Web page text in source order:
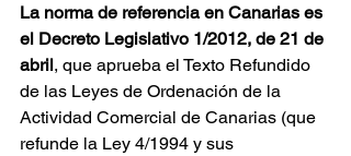
La norma de referencia en Canarias es
el Decreto Legislativo 1/2012, de 21 de
abril, que aprueba el Texto Refundido
de las Leyes de Ordenación de la
Actividad Comercial de Canarias (que
refunde la Ley 4/1994 y sus